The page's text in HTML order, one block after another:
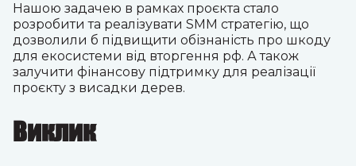
Нашою задачею в рамках проєкта стало
розробити та реалізувати SMM стратегію, що
дозволили б підвищити обізнаність про шкоду
для екосистеми від вторгення рф. А також
залучити фінансову підтримку для реалізації
проєкту з висадки дерев.
Виклик